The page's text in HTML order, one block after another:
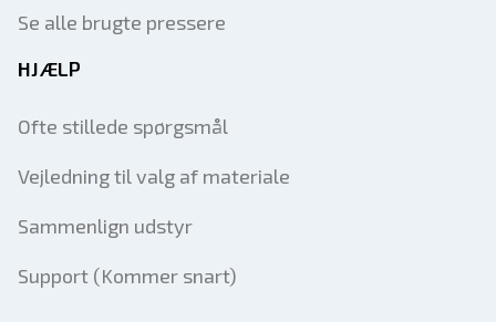
Se alle brugte pressere
HJÆLP
Ofte stillede spørgsmål
Vejledning til valg af materiale
Sammenlign udstyr
Support (Kommer snart)